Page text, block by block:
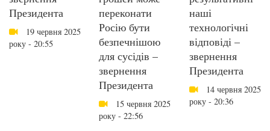
Президента
19 червня 2025
року - 20:55
переконати
Росію бути
безпечнішою
для сусідів –
звернення
Президента
15 червня 2025
року - 22:56
наші
технологічні
відповіді –
звернення
Президента
14 червня 2025
року - 20:36